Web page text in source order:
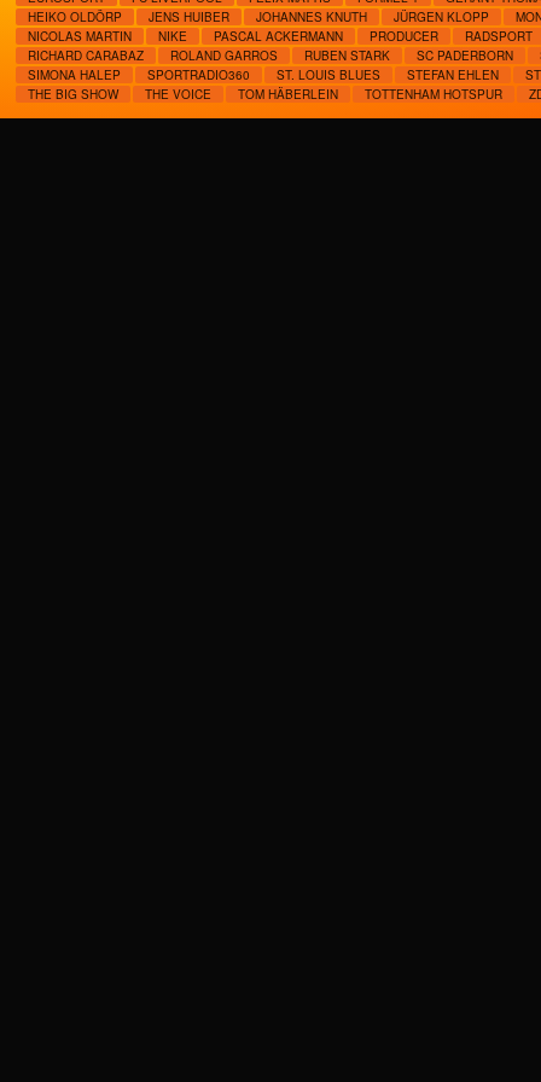
HEIKO OLDÖRP
JENS HUIBER JOHANNES KNUTH JÜRGEN KLOPP
NICOLAS MARTIN
NIKE PASCAL ACKERMANN PRODUCER
RADSPORT
RICHARD CARABAZ
ROLAND GARROS RUBEN STARK SC PADERBORN
SIMONA HALEP
SPORTRADIO360 ST. LOUIS BLUES STEFAN EHLEN
THE BIG SHOW
THE VOICE TOM HÄBERLEIN TOTTENHAM HOTSPUR